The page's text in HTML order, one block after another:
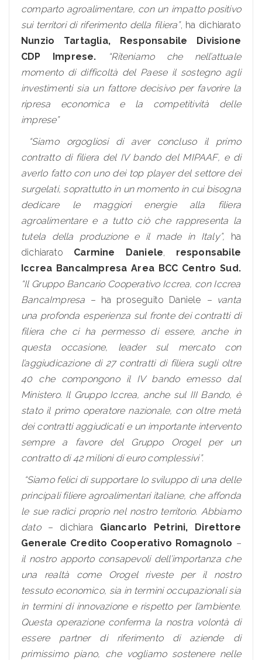
comparto agroalimentare, con un impatto positivo
sui territori di riferimento della filiera”, ha dichiarato
Nunzio Tartaglia, Responsabile Divisione
CDP Imprese.
“Riteniamo che nell’attuale
momento di difficoltà del Paese il sostegno agli
investimenti sia un fattore decisivo per favorire la
ripresa economica e la competitività delle
imprese”
“Siamo orgogliosi di aver concluso il primo
contratto di filiera del IV bando del MIPAAF, e di
averlo fatto con uno dei top player del settore dei
surgelati, soprattutto in un momento in cui bisogna
dedicare le maggiori energie alla filiera
agroalimentare e a tutto ciò che rappresenta la
tutela della produzione e il made in Italy”,
ha
dichiarato Carmine Daniele, responsabile
Iccrea BancaImpresa Area BCC Centro Sud.
“Il Gruppo Bancario Cooperativo Iccrea, con Iccrea
BancaImpresa –
ha proseguito Daniele – vanta
una profonda esperienza sul fronte dei contratti di
filiera che ci ha permesso di essere, anche in
questa occasione, leader sul mercato con
l’aggiudicazione di 27 contratti di filiera sugli oltre
40 che compongono il IV bando emesso dal
Ministero. Il Gruppo Iccrea, anche sul III Bando, è
stato il primo operatore nazionale, con oltre metà
dei contratti aggiudicati e un importante intervento
sempre a favore del Gruppo Orogel per un
contratto di 42 milioni di euro complessivi”.
“Siamo felici di supportare lo sviluppo di una delle
principali filiere agroalimentari italiane, che affonda
le sue radici proprio nel nostro territorio. Abbiamo
dato – dichiara Giancarlo Petrini, Direttore
Generale Credito Cooperativo Romagnolo –
il nostro apporto consapevoli dell’importanza che
una realtà come Orogel riveste per il nostro
tessuto economico, sia in termini occupazionali sia
in termini di innovazione e rispetto per l’ambiente.
Questa operazione conferma la nostra volontà di
essere partner di riferimento di aziende di
primissimo piano, che vogliamo sostenere nelle